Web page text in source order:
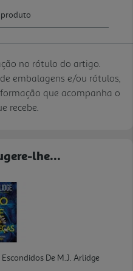
no rótulo do artigo.
embalagens e/ou rótulos,
que acompanha o
recebe.
lhe...
De M.j. Arlidge